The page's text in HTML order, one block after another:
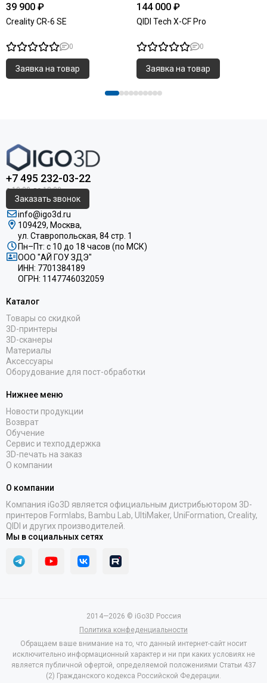
39 900 ₽
Creality CR-6 SE
0
Заявка на товар
144 000 ₽
QIDI Tech X-CF Pro
0
Заявка на товар
+7 495 232-03-22
Заказать звонок
info@igo3d.ru
109429, Москва,
ул. Ставропольская, 84 стр. 1
Пн–Пт: с 10 до 18 часов (по МСК)
ООО "АЙ ГОУ ЗДЭ"
ИНН: 7701384189
ОГРН: 1147746032059
Каталог
Товары со скидкой
3D-принтеры
3D-сканеры
Материалы
Аксессуары
Оборудование для пост-обработки
Нижнее меню
Новости продукции
Возврат
Обучение
Сервис и техподдержка
3D-печать на заказ
О компании
О компании
Компания iGo3D является официальным дистрибьютором 3D-
принтеров Formlabs, Bambu Lab, UltiMaker, UniFormation, Creality,
QIDI и других производителей.
Мы в социальных сетях
2014—2026 © iGo3D Россия
Политика конфеденциальности
Обращаем ваше внимание на то, что данный интернет-сайт носит
исключительно информационный характер и ни при каких условиях не
является публичной офертой, определяемой положениями Статьи 437
(2) Гражданского кодекса Российской Федерации.